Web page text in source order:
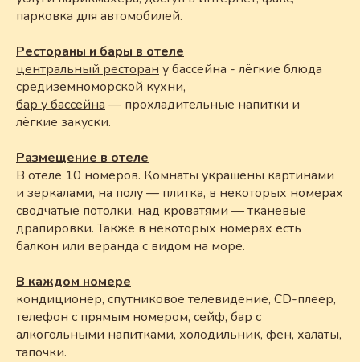
парковка для автомобилей.
Рестораны и бары в отеле
центральный ресторан у бассейна - лёгкие блюда
средиземноморской кухни,
бар у бассейна — прохладительные напитки и
лёгкие закуски.
Размещение в отеле
В отеле 10 номеров. Комнаты украшены картинами
и зеркалами, на полу — плитка, в некоторых номерах
сводчатые потолки, над кроватями — тканевые
драпировки. Также в некоторых номерах есть
балкон или веранда с видом на море.
В каждом номере
кондиционер, спутниковое телевидение, CD-плеер,
телефон с прямым номером, сейф, бар с
алкогольными напитками, холодильник, фен, халаты,
тапочки.